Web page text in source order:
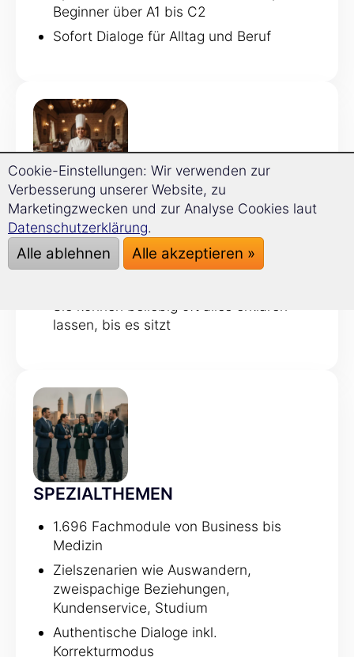
Beginner über A1 bis C2
Sofort Dialoge für Alltag und Beruf
GRAMMATIKTRAINER
120 Grammatikthemen
Regeln werden direkt mit Beispielen
lassen, bis es sitzt
SPEZIALTHEMEN
1.696 Fachmodule von Business bis
Medizin
Zielszenarien wie Auswandern,
zweispachige Beziehungen,
Kundenservice, Studium
Authentische Dialoge inkl.
Korrekturmodus
Cookie-Einstellungen: Wir verwenden zur
Verbesserung unserer Website, zu
Marketingzwecken und zur Analyse Cookies laut
Datenschutzerklärung.
Alle ablehnen Alle akzeptieren »